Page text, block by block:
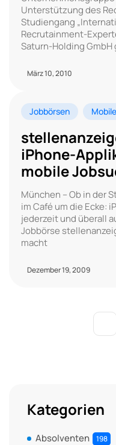
Unterstützung des
Studiengang
Recrutainment-
Saturn-Holding
März 10, 2010
Jobbörsen
iPhone-
mobile
München – Ob in der
im Café um die Ecke:
jederzeit und überall
Jobbörse
macht
Dezember 19, 2009
Kategorien
Absolventen 198